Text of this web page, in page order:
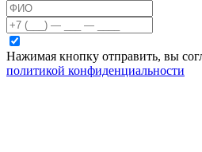
Нажимая кнопку отправить, вы
политикой конфиденциальности